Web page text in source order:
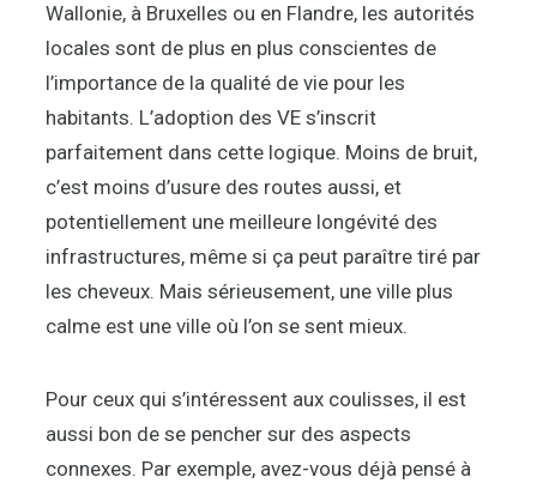
Wallonie, à Bruxelles ou en Flandre, les autorités
locales sont de plus en plus conscientes de
l’importance de la qualité de vie pour les
habitants. L’adoption des VE s’inscrit
parfaitement dans cette logique. Moins de bruit,
c’est moins d’usure des routes aussi, et
potentiellement une meilleure longévité des
infrastructures, même si ça peut paraître tiré par
les cheveux. Mais sérieusement, une ville plus
calme est une ville où l’on se sent mieux.
Pour ceux qui s’intéressent aux coulisses, il est
aussi bon de se pencher sur des aspects
connexes. Par exemple, avez-vous déjà pensé à